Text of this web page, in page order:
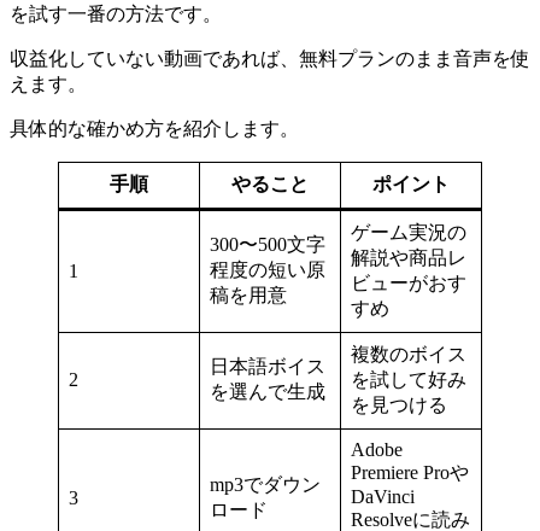
を試す一番の方法です。
収益化していない動画であれば、無料プランのまま音声を使
えます。
具体的な確かめ方を紹介します。
手順 やること ポイント
1
300〜500文字
程度の短い原
稿を用意
ゲーム実況の
解説や商品レ
ビューがおす
すめ
2
日本語ボイス
を選んで生成
複数のボイス
を試して好み
を見つける
3
mp3でダウン
ロード
Adobe
Premiere Proや
DaVinci
Resolveに読み